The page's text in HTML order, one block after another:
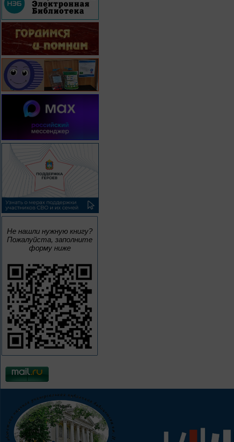
Не нашли нужную книгу?
Пожалуйста, заполните
форму ниже